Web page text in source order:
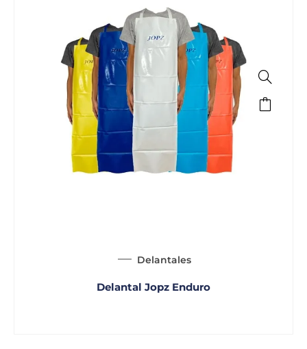
Delantales
Delantal Jopz Enduro